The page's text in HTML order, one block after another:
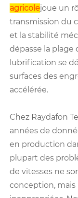
agricolejoue un
transmission du
et la stabilité
dépasse la
lubrification se
surfaces des
accélérée.
Chez Raydafon
années de
en production
plupart des
de vitesses ne
conception,